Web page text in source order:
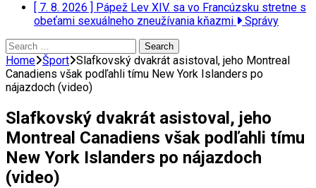
[ 7. 8. 2026 ] Pápež Lev XIV. sa vo Francúzsku stretne s
obeťami sexuálneho zneužívania kňazmi
Správy
Search
for:
Home Šport Slafkovský dvakrát asistoval, jeho Montreal
Canadiens však podľahli tímu New York Islanders po
nájazdoch (video)
Slafkovský dvakrát asistoval, jeho
Montreal Canadiens však podľahli tímu
New York Islanders po nájazdoch
(video)